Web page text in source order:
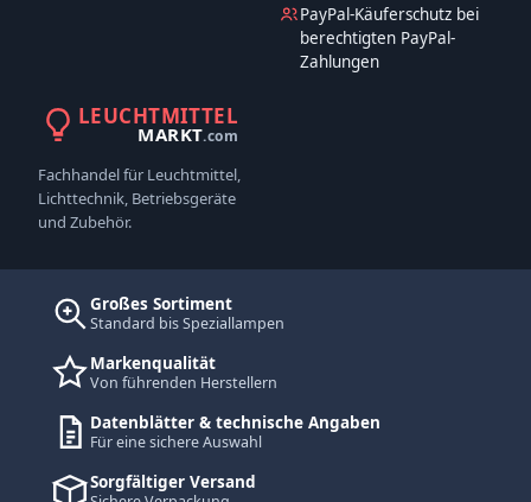
PayPal-Käuferschutz bei
berechtigten PayPal-
Zahlungen
LEUCHTMITTEL
MARKT.com
Fachhandel für Leuchtmittel,
Lichttechnik, Betriebsgeräte
und Zubehör.
Großes Sortiment
Standard bis Speziallampen
Markenqualität
Von führenden Herstellern
Datenblätter & technische Angaben
Für eine sichere Auswahl
Sorgfältiger Versand